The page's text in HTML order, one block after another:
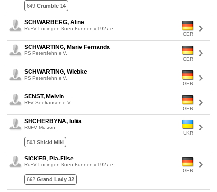
649 Crumble 14
GER
SCHWARBERG, Aline
RuFV Löningen-Böen-Bunnen v.1927 e.
GER
SCHWARTING, Marie Fernanda
PS Petersfehn e.V.
GER
SCHWARTING, Wiebke
PS Petersfehn e.V.
GER
SENST, Melvin
RFV Seehausen e.V.
UKR
SHCHERBYNA, Iuliia
RUFV Merzen
503 Shicki Miki
GER
SICKER, Pia-Elise
RuFV Löningen-Böen-Bunnen v.1927 e.
662 Grand Lady 32